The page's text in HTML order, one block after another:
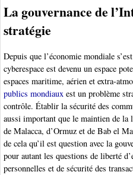
La gouvernance de
stratégie
Depuis que l’économie mondiale
cyberespace est devenu un espace
espaces maritime, aérien et extra-
publics mondiaux est un problème
contrôle. Établir la sécurité des
aussi important que le maintien de la
de Malacca, d’Ormuz et de Bab el
de cela qu’il est question avec la
pour autant les questions de liberté
personnelles et de sécurité des